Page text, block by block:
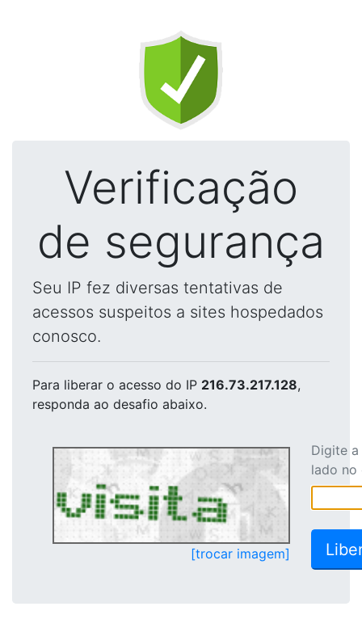
Verificação
de segurança
Seu IP fez diversas tentativas de
acessos suspeitos a sites hospedados
conosco.
Para liberar o acesso do IP 216.73.217.128,
responda ao desafio abaixo.
[trocar imagem]
Digite
lado no